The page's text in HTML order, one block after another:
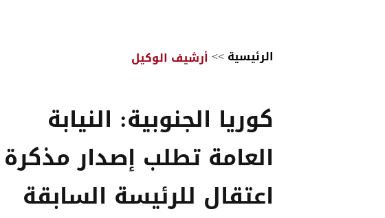
الرئيسية>>أرشيف الوكيل
كوريا الجنوبية: النيابة
العامة تطلب إصدار مذكرة
اعتقال للرئيسة السابقة